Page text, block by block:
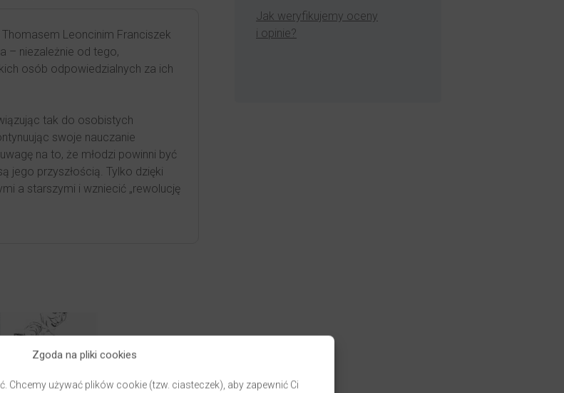
Zgoda na pliki cookies
Chcemy używać plików cookie (tzw. ciasteczek), aby zapewnić Ci
Leoncinim Franciszek
– niezależnie od tego,
osób odpowiedzialnych za ich
tak do osobistych
swoje nauczanie
na to, że młodzi powinni być
jego przyszłością. Tylko dzięki
a starszymi i wzniecić „rewolucję
Jak weryfikujemy oceny
i opinie?